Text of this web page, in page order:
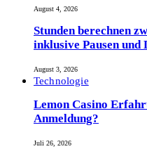
August 4, 2026
Stunden berechnen
inklusive Pausen und
August 3, 2026
Technologie
Lemon Casino
Anmeldung?
Juli 26, 2026